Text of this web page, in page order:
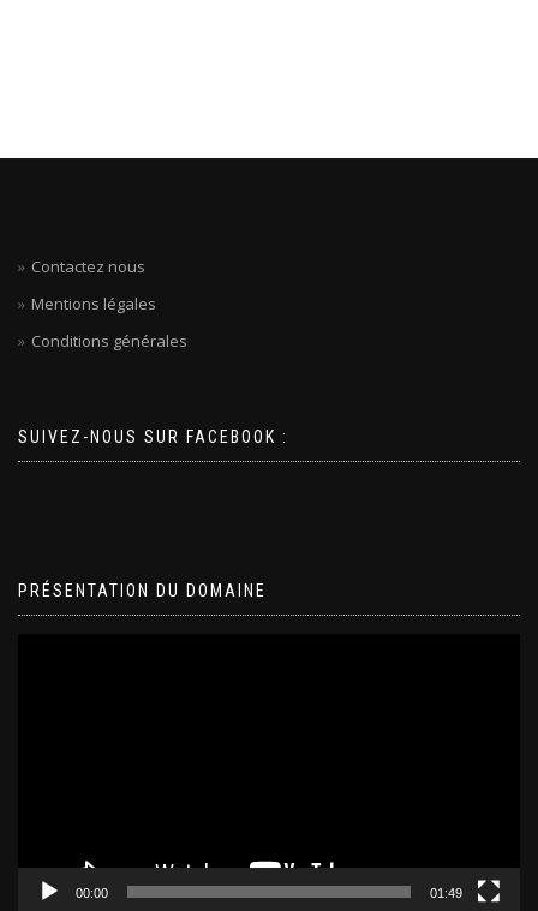
Contactez nous
Mentions légales
Conditions générales
SUIVEZ-NOUS SUR FACEBOOK :
PRÉSENTATION DU DOMAINE
00:00 01:49